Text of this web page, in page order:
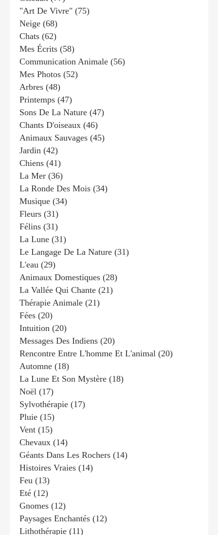
"art De Vivre" (75)
Neige (68)
Chats (62)
Mes Écrits (58)
Communication Animale (56)
Mes Photos (52)
Arbres (48)
Printemps (47)
Sons De La Nature (47)
Chants D'oiseaux (46)
Animaux Sauvages (45)
Jardin (42)
Chiens (41)
La Mer (36)
La Ronde Des Mois (34)
Musique (34)
Fleurs (31)
Félins (31)
La Lune (31)
Le Langage De La Nature (31)
L'eau (29)
Animaux Domestiques (28)
La Vallée Qui Chante (21)
Thérapie Animale (21)
Fées (20)
Intuition (20)
Messages Des Indiens (20)
Rencontre Entre L'homme Et L'animal (20)
Automne (18)
La Lune Et Son Mystère (18)
Noël (17)
Sylvothérapie (17)
Pluie (15)
Vent (15)
Chevaux (14)
Géants Dans Les Rochers (14)
Histoires Vraies (14)
Feu (13)
Eté (12)
Gnomes (12)
Paysages Enchantés (12)
Lithothérapie (11)